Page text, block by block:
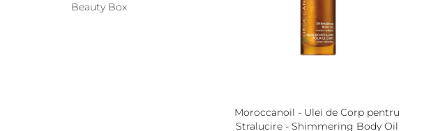
Beauty Box
Moroccanoil - Ulei de Corp pentru
Stralucire - Shimmering Body Oil